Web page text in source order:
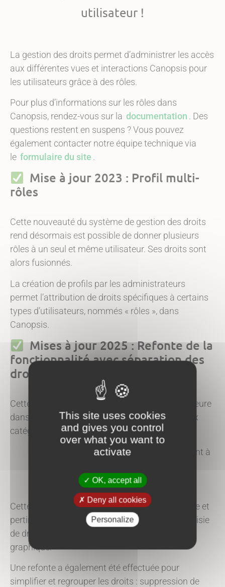
utilisateur !
La gestion des droits permet d’administrer les accès
aux différentes vues et interactions Canopsis pour
les utilisateurs grâce à des rôles.
Pour plus d’informations sur les rôles dans
Canopsis, rendez-vous sur la documentation . Des
questions restent en suspens ? Vous pouvez
également contacter notre équipe technique via
le formulaire du site .
Mise à jour 2023 : Profil multi-
rôles
Cette nouveauté du système de gestion des droits
rend désormais est possible de donner plusieurs
rôles à un seul et même utilisateur. Ses droits sont
alors fusionnés.
La création de profils par les administrateurs
permet l’attribution de droits spécifiques à certains
types d’utilisateurs, nommés « rôles », dans
Canopsis.
Mises à jour 2025 : Refonte de la
fonctionnalité avec séparation des
droits UI et API
Cette mise à jour apporte une amélioration majeure
dans la gestion des droits, alors scindés en deux
catégories distinctes :
les droits dédiés aux utilisateurs accédant à
les droits destinés aux intégrations API.
Cette séparation permet une configuration claire et
pertinente des rôles, tout en évitant la double saisie
de droits pour les utilisateurs de l’interface
graphique.
Une refonte a également été effectuée pour
simplifier et regrouper les droits : suppression de
This site uses cookies
and gives you control
over what you want to
activate
OK, accept all
Deny all cookies
Personalize